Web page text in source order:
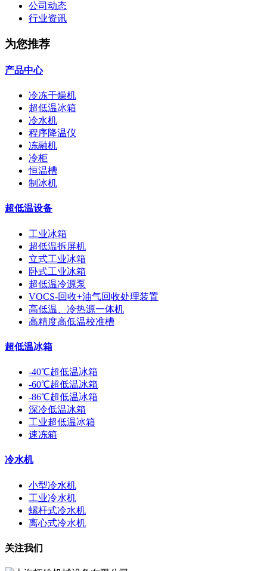
公司动态
行业资讯
为您推荐
产品中心
冷冻干燥机
超低温冰箱
冷水机
程序降温仪
冻融机
冷柜
恒温槽
制冰机
超低温设备
工业冰箱
超低温拆屏机
立式工业冰箱
卧式工业冰箱
超低温冷源泵
VOCS-回收+油气回收处理装置
高低温、冷热源一体机
高精度高低温校准槽
超低温冰箱
-40℃超低温冰箱
-60℃超低温冰箱
-86℃超低温冰箱
深冷低温冰箱
工业超低温冰箱
速冻箱
冷水机
小型冷水机
工业冷水机
螺杆式冷水机
离心式冷水机
关注我们